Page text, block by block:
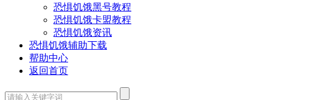
恐惧饥饿黑号教程
恐惧饥饿卡盟教程
恐惧饥饿资讯
恐惧饥饿辅助下载
帮助中心
返回首页